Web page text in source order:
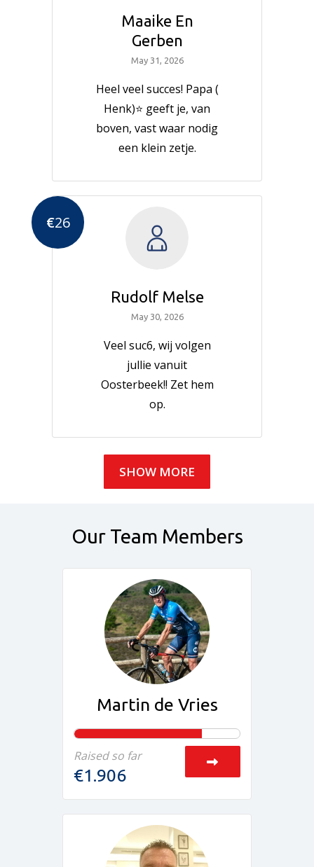
Maaike En
Gerben
May 31, 2026
Heel veel succes! Papa (
Henk)⭐️ geeft je, van
boven, vast waar nodig
een klein zetje.
€26
Rudolf Melse
May 30, 2026
Veel suc6, wij volgen
jullie vanuit
Oosterbeek!! Zet hem
op.
SHOW MORE
Our Team Members
Martin de Vries
Raised so far
€1.906